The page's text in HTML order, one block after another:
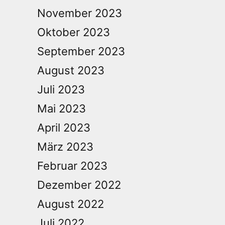
November 2023
Oktober 2023
September 2023
August 2023
Juli 2023
Mai 2023
April 2023
März 2023
Februar 2023
Dezember 2022
August 2022